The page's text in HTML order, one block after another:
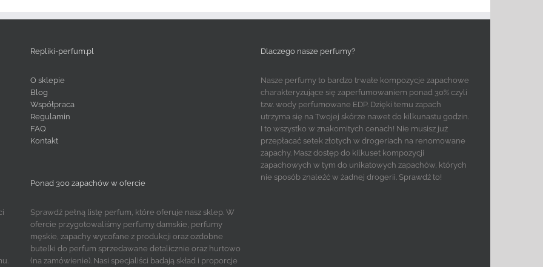
Repliki-perfum.pl
O sklepie
Blog
Współpraca
Regulamin
FAQ
Kontakt
Ponad 300 zapachów w ofercie
Sprawdź pełną listę perfum, które oferuje nasz sklep. W
ofercie przygotowaliśmy perfumy damskie, perfumy
męskie, zapachy wycofane z produkcji oraz ozdobne
butelki do perfum sprzedawane detalicznie oraz hurtowo
(na zamówienie). Nasi specjaliści badają skład i proporcje
Dlaczego nasze perfumy?
Nasze perfumy to bardzo trwałe kompozycje zapachowe
charakteryzujące się zaperfumowaniem ponad 30% czyli
tzw. wody perfumowane EDP. Dzięki temu zapach
utrzyma się na Twojej skórze nawet do kilkunastu godzin.
I to wszystko w znakomitych cenach! Nie musisz już
przepłacać setek złotych w drogeriach na renomowane
zapachy. Masz dostęp do kilkuset kompozycji
zapachowych w tym do unikatowych zapachów, których
nie sposób znaleźć w żadnej drogerii. Sprawdź to!